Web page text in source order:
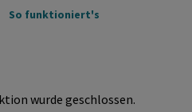
So funktioniert's
wurde geschlossen.